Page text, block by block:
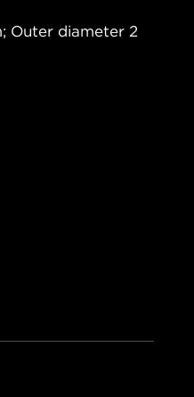
Outer diameter 2